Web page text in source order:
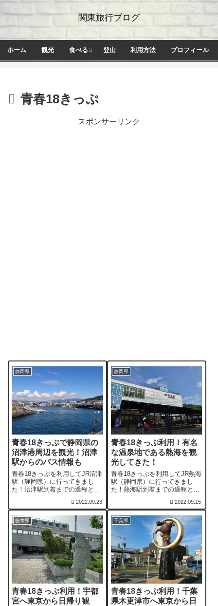
関東旅行ブログ
ホーム 観光 食べる 登山 利用方法 プロフィール
青春18きっぷ
スポンサーリンク
静岡県
青春18きっぷで静岡県の
沼津港周辺を観光！沼津
駅からのバス情報も
青春18きっぷを利用してJR沼津
駅（静岡県）に行ってきまし
た！沼津駅到着までの過程と、
させていただきます。18きっぷ
と沼津は相性が良いので、日帰
り観光におすすめです。
2022.09.23
静岡県
青春18きっぷ利用！有名
な温泉地である熱海を観
光してきた！
青春18きっぷを利用してJR熱海
駅（静岡県）に行ってきまし
た！熱海駅到着までの過程と、
させていただきます。18きっぷ
と熱海は相性が良いので、日帰
り観光におすすめです。
2022.09.15
栃木県
青春18きっぷ利用！宇都
宮へ東京から日帰り観
千葉県
青春18きっぷ利用！千葉
県木更津市へ東京から日